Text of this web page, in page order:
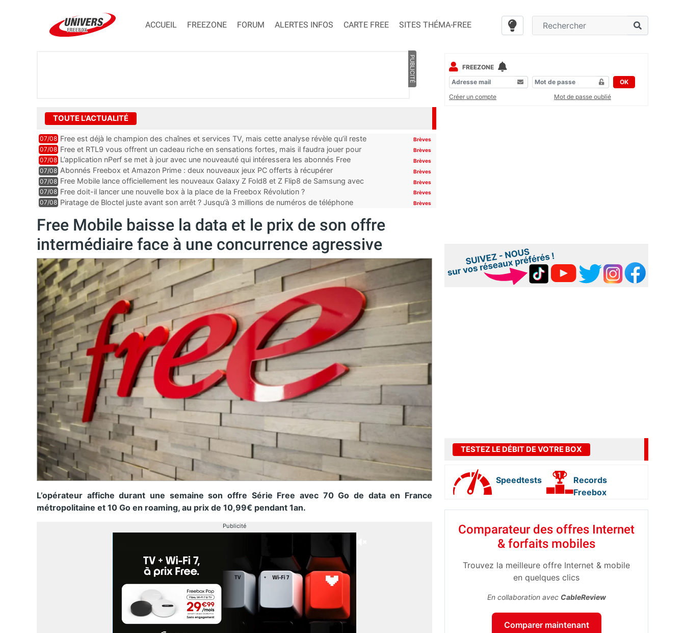
ACCUEIL FREEZONE FORUM ALERTES INFOS CARTE FREE SITES THÉMA-FREE
PUBLICITÉ
TOUTE L'ACTUALITÉ
07/08 Free est déjà le champion des chaînes et services TV, mais cette analyse révèle qu’il reste
encore au moin...
Brèves
07/08 Free et RTL9 vous offrent un cadeau riche en sensations fortes, mais il faudra jouer pour
l’obtenir
Brèves
07/08 L’application nPerf se met à jour avec une nouveauté qui intéressera les abonnés Free
Mobile, Orange, SFR ...
Brèves
07/08 Abonnés Freebox et Amazon Prime : deux nouveaux jeux PC offerts à récupérer Brèves
07/08 Free Mobile lance officiellement les nouveaux Galaxy Z Fold8 et Z Flip8 de Samsung avec
des promos et des cadeaux
Brèves
07/08 Free doit-il lancer une nouvelle box à la place de la Freebox Révolution ? Brèves
07/08 Piratage de Bloctel juste avant son arrêt ? Jusqu’à 3 millions de numéros de téléphone
Brèves
Free Mobile baisse la data et le prix de son offre
intermédiaire face à une concurrence agressive
L’opérateur affiche durant une semaine son offre Série Free avec 70 Go de data en France
métropolitaine et 10 Go en roaming, au prix de 10,99€ pendant 1an.
Publicité
FREEZONE
OK
Créer un compte
Mot de passe oublié
TESTEZ LE DÉBIT DE VOTRE BOX
Speedtests
Records
Freebox
Comparateur des offres Internet
& forfaits mobiles
Trouvez la meilleure offre Internet & mobile
en quelques clics
En collaboration avec CableReview
Comparer maintenant